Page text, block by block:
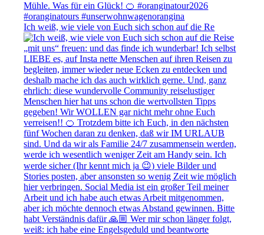
Ich weiß, wie viele von Euch sich schon auf die Re